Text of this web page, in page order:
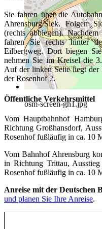
osm-screen-gh1.jpg
Sie fahren über die
Ahrensburg/Siek. Folgen
(rechts abbiegen).
fahren Sie rechts hinter
Eilbergweg. Dort biegen
nehmen Sie im Kreisel die
Auf der linken Seite liegt der
der Rosenhof 2.
Öffentliche Verkehrsmittel
Vom Hauptbahnhof
Richtung Großhansdorf,
Rosenhof fußläufig in ca. 10
Vom Bahnhof Ahrensburg
in Richtung Trittau,
Rosenhof fußläufig in ca. 10
Anreise mit der Deutschen
und planen Sie Ihre Anreise.